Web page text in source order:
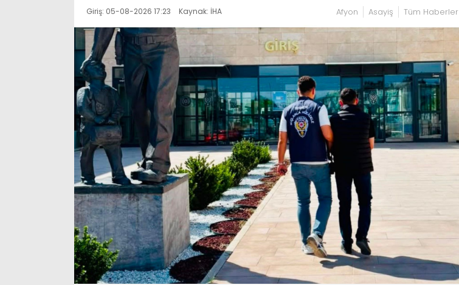
Giriş: 05-08-2026 17:23 Kaynak: İHA Afyon Asayiş Tüm Haberler